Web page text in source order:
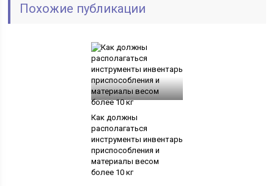
Похожие публикации
Как должны
располагаться
инструменты инвентарь
приспособления и
материалы весом
более 10 кг